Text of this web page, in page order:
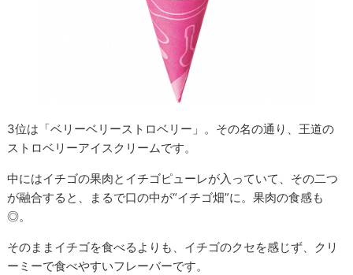
3位は「ベリーベリーストロベリー」。その名の通り、王道の
ストロベリーアイスクリームです。
中にはイチゴの果肉とイチゴピューレが入っていて、その二つ
が融合すると、まるで口の中が“イチゴ畑”に。果肉の食感も
◎。
そのままイチゴを食べるよりも、イチゴのクセを感じず、クリ
ーミーで食べやすいフレーバーです。